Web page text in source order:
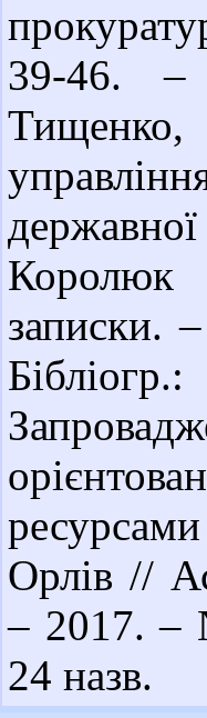
39-46. –
Королюк
записки.
Орлів //
– 2017. –
24 назв.